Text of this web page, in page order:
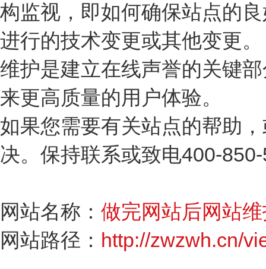
构监视，即如何确保站点的
进行的技术变更或其他变更。
维护是建立在线声誉的关键
来更高质量的用户体验。
如果您需要有关站点的帮助
决。保持联系或致电400-
网站名称： 做完网站后网站
网站路径： http://zwzwh.cn/